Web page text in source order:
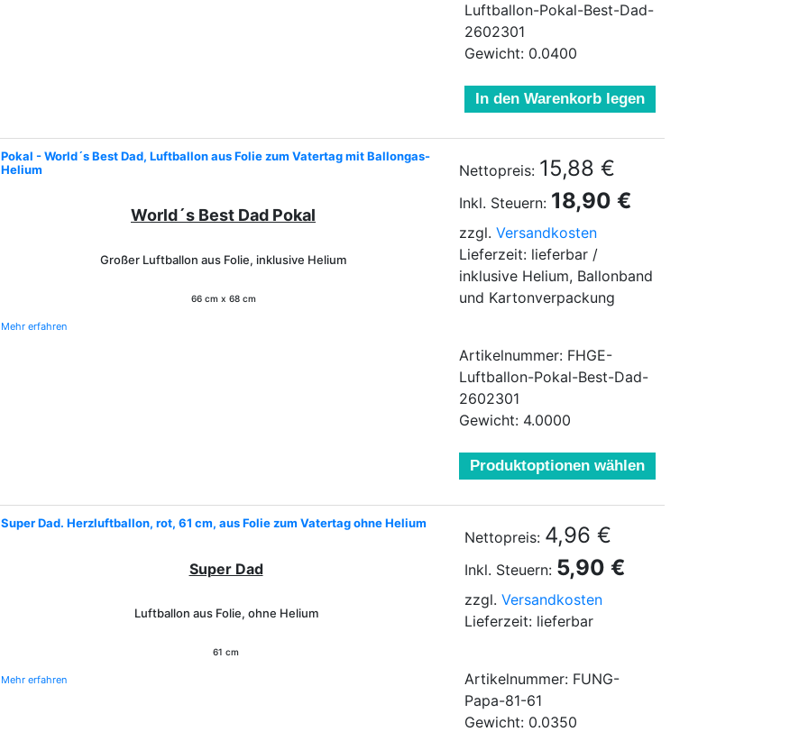
Luftballon-Pokal-Best-Dad-
2602301
Gewicht: 0.0400
In den Warenkorb legen
Pokal - World´s Best Dad, Luftballon aus Folie zum Vatertag mit Ballongas-
Helium
World´s Best Dad Pokal
Großer Luftballon aus Folie, inklusive Helium
66 cm x 68 cm
Mehr erfahren
Nettopreis: 15,88 €
Inkl. Steuern: 18,90 €
zzgl. Versandkosten
Lieferzeit: lieferbar /
inklusive Helium, Ballonband
und Kartonverpackung
Artikelnummer: FHGE-
Luftballon-Pokal-Best-Dad-
2602301
Gewicht: 4.0000
Produktoptionen wählen
Super Dad. Herzluftballon, rot, 61 cm, aus Folie zum Vatertag ohne Helium
Super Dad
Luftballon aus Folie, ohne Helium
61 cm
Mehr erfahren
Nettopreis: 4,96 €
Inkl. Steuern: 5,90 €
zzgl. Versandkosten
Lieferzeit: lieferbar
Artikelnummer: FUNG-
Papa-81-61
Gewicht: 0.0350